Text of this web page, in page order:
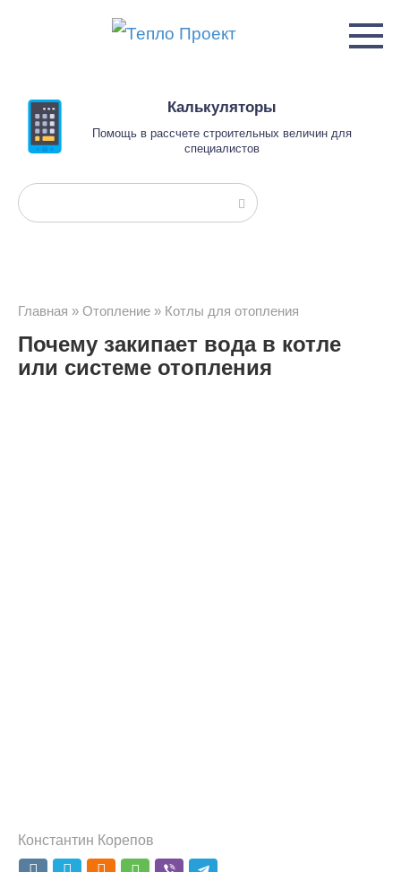
Калькуляторы
Помощь в рассчете строительных величин для
специалистов
Поиск:
Главная » Отопление » Котлы для отопления
Почему закипает вода в котле
или системе отопления
Константин Корепов